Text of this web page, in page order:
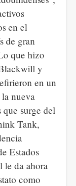
en el
de gran
que hizo
y
en un
nueva
que surge del
Tank,
Estados
le da ahora
como